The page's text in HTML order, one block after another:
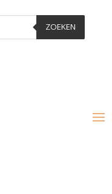
ZOEKEN